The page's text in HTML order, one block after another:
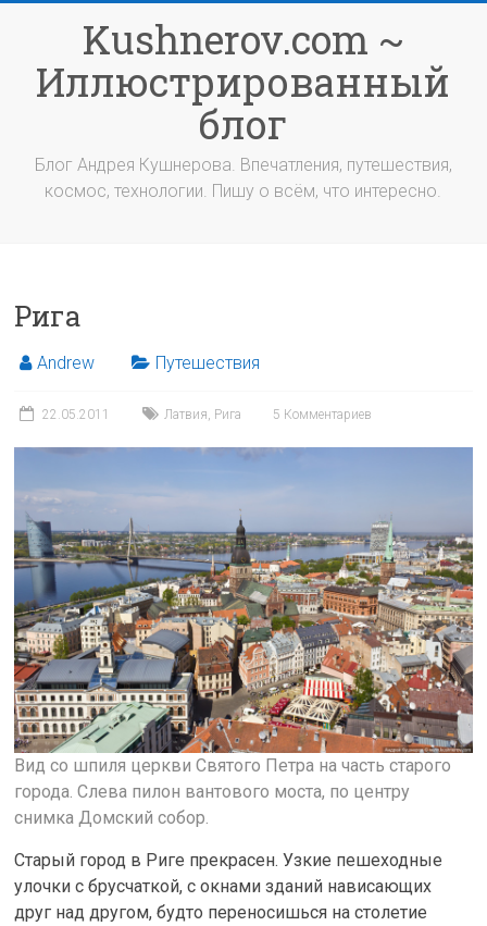
содержимомуKushnerov.com ~
Иллюстрированный
блог
Блог Андрея Кушнерова. Впечатления, путешествия,
космос, технологии. Пишу о всём, что интересно.
Рига
Andrew Путешествия
22.05.2011 Латвия, Рига 5 Комментариев
Вид со шпиля церкви Святого Петра на часть старого
города. Слева пилон вантового моста, по центру
снимка Домский собор.
Старый город в Риге прекрасен. Узкие пешеходные
улочки с брусчаткой, с окнами зданий нависающих
друг над другом, будто переносишься на столетие